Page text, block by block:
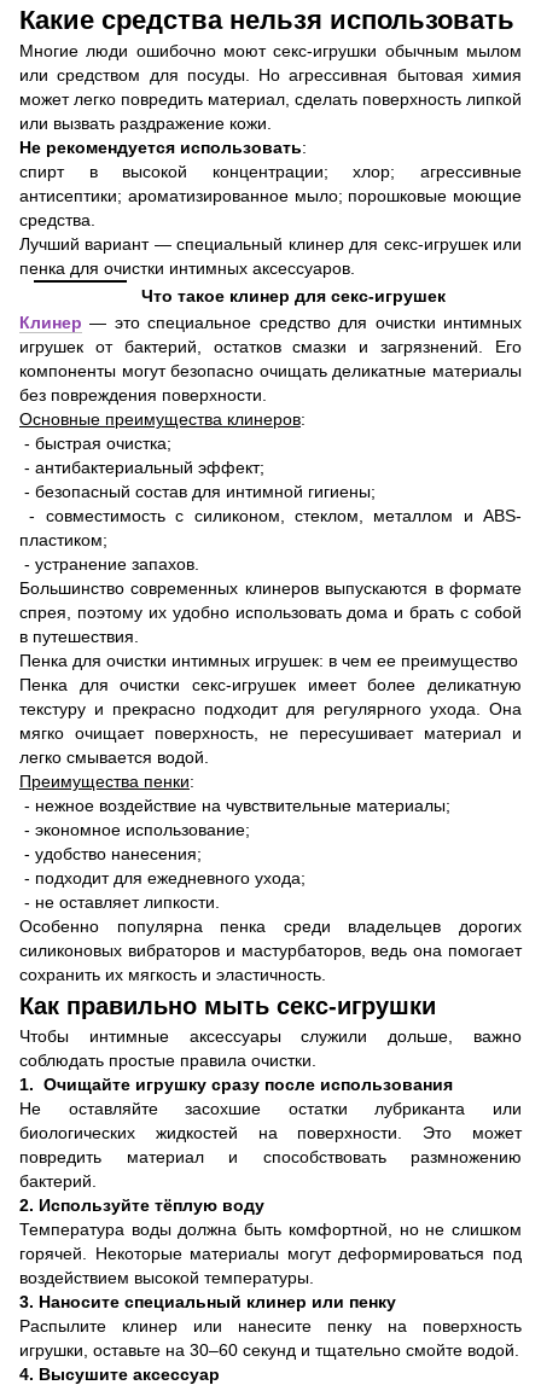
Какие средства нельзя использовать
Многие люди ошибочно моют секс-игрушки обычным мылом
или средством для посуды. Но агрессивная бытовая химия
может легко повредить материал, сделать поверхность липкой
или вызвать раздражение кожи.
Не рекомендуется использовать:
спирт в высокой концентрации; хлор; агрессивные
антисептики; ароматизированное мыло; порошковые моющие
средства.
Лучший вариант — специальный клинер для секс-игрушек или
пенка для очистки интимных аксессуаров.
Что такое клинер для секс-игрушек
Клинер — это специальное средство для очистки интимных
игрушек от бактерий, остатков смазки и загрязнений. Его
компоненты могут безопасно очищать деликатные материалы
без повреждения поверхности.
Основные преимущества клинеров:
- быстрая очистка;
- антибактериальный эффект;
- безопасный состав для интимной гигиены;
- совместимость с силиконом, стеклом, металлом и ABS-
пластиком;
- устранение запахов.
Большинство современных клинеров выпускаются в формате
спрея, поэтому их удобно использовать дома и брать с собой
в путешествия.
Пенка для очистки интимных игрушек: в чем ее преимущество
Пенка для очистки секс-игрушек имеет более деликатную
текстуру и прекрасно подходит для регулярного ухода. Она
мягко очищает поверхность, не пересушивает материал и
легко смывается водой.
Преимущества пенки:
- нежное воздействие на чувствительные материалы;
- экономное использование;
- удобство нанесения;
- подходит для ежедневного ухода;
- не оставляет липкости.
Особенно популярна пенка среди владельцев дорогих
силиконовых вибраторов и мастурбаторов, ведь она помогает
сохранить их мягкость и эластичность.
Как правильно мыть секс-игрушки
Чтобы интимные аксессуары служили дольше, важно
соблюдать простые правила очистки.
1. Очищайте игрушку сразу после использования
Не оставляйте засохшие остатки лубриканта или
биологических жидкостей на поверхности. Это может
повредить материал и способствовать размножению
бактерий.
2. Используйте тёплую воду
Температура воды должна быть комфортной, но не слишком
горячей. Некоторые материалы могут деформироваться под
воздействием высокой температуры.
3. Наносите специальный клинер или пенку
Распылите клинер или нанесите пенку на поверхность
игрушки, оставьте на 30–60 секунд и тщательно смойте водой.
4. Высушите аксессуар